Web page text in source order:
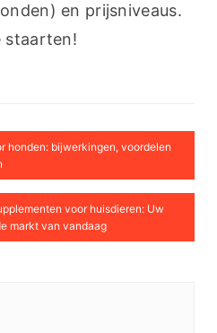
en prijsniveaus.
staarten!
honden: bijwerkingen, voordelen
voor huisdieren: Uw
markt van vandaag